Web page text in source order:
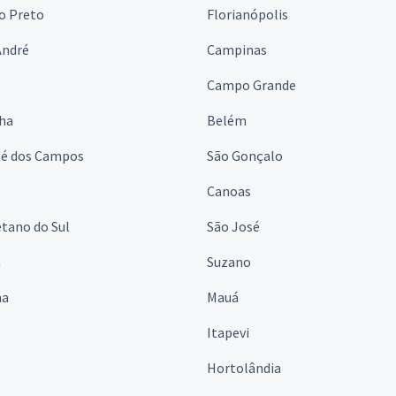
Preto
Florianópolis
Campinas
Campo Grande
Belém
dos Campos
São Gonçalo
Canoas
do Sul
São José
Suzano
Mauá
Itapevi
Hortolândia